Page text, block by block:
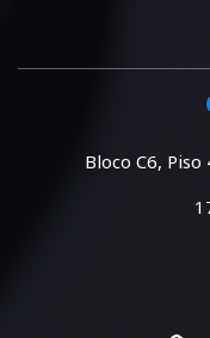
Bloco C6,